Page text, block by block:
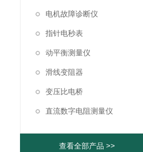
电机故障诊断仪
指针电秒表
动平衡测量仪
滑线变阻器
变压比电桥
直流数字电阻测量仪
查看全部产品 >>